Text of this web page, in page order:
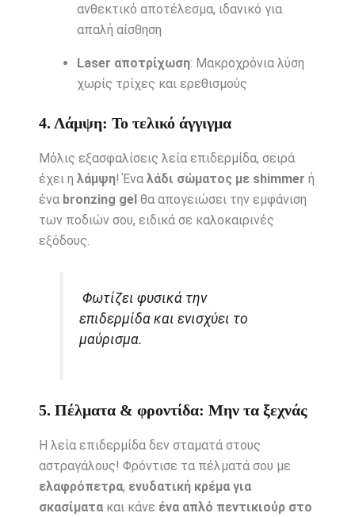
ανθεκτικό αποτέλεσμα, ιδανικό για
απαλή αίσθηση
Laser αποτρίχωση: Μακροχρόνια λύση
χωρίς τρίχες και ερεθισμούς
4. Λάμψη: Το τελικό άγγιγμα
Μόλις εξασφαλίσεις λεία επιδερμίδα, σειρά
έχει η λάμψη! Ένα λάδι σώματος με shimmer ή
ένα bronzing gelθα απογειώσει την εμφάνιση
των ποδιών σου, ειδικά σε καλοκαιρινές
εξόδους.
Φωτίζει φυσικά την
επιδερμίδα και ενισχύει το
μαύρισμα.
5. Πέλματα & φροντίδα: Μην τα ξεχνάς
Η λεία επιδερμίδα δεν σταματά στους
αστραγάλους! Φρόντισε τα πέλματά σου με
ελαφρόπετρα, ενυδατική κρέμα για
σκασίματακαι κάνε ένα απλό πεντικιούρ στο